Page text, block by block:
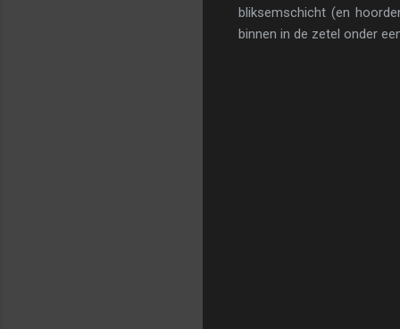
bliksemschicht (en
binnen in de zetel onder